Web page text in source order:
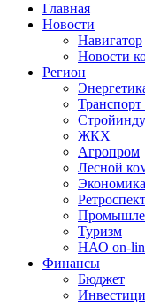
Главная
Новости
Навигатор
Новости
Регион
Транспорт
ЖКХ
Агропром
Лесной
Экономика
Туризм
НАО on-
Финансы
Бюджет